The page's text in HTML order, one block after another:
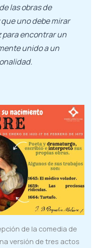
las obras de
uno debe mirar
para encontrar un
unido a un
de la comedia de
versión de tres actos